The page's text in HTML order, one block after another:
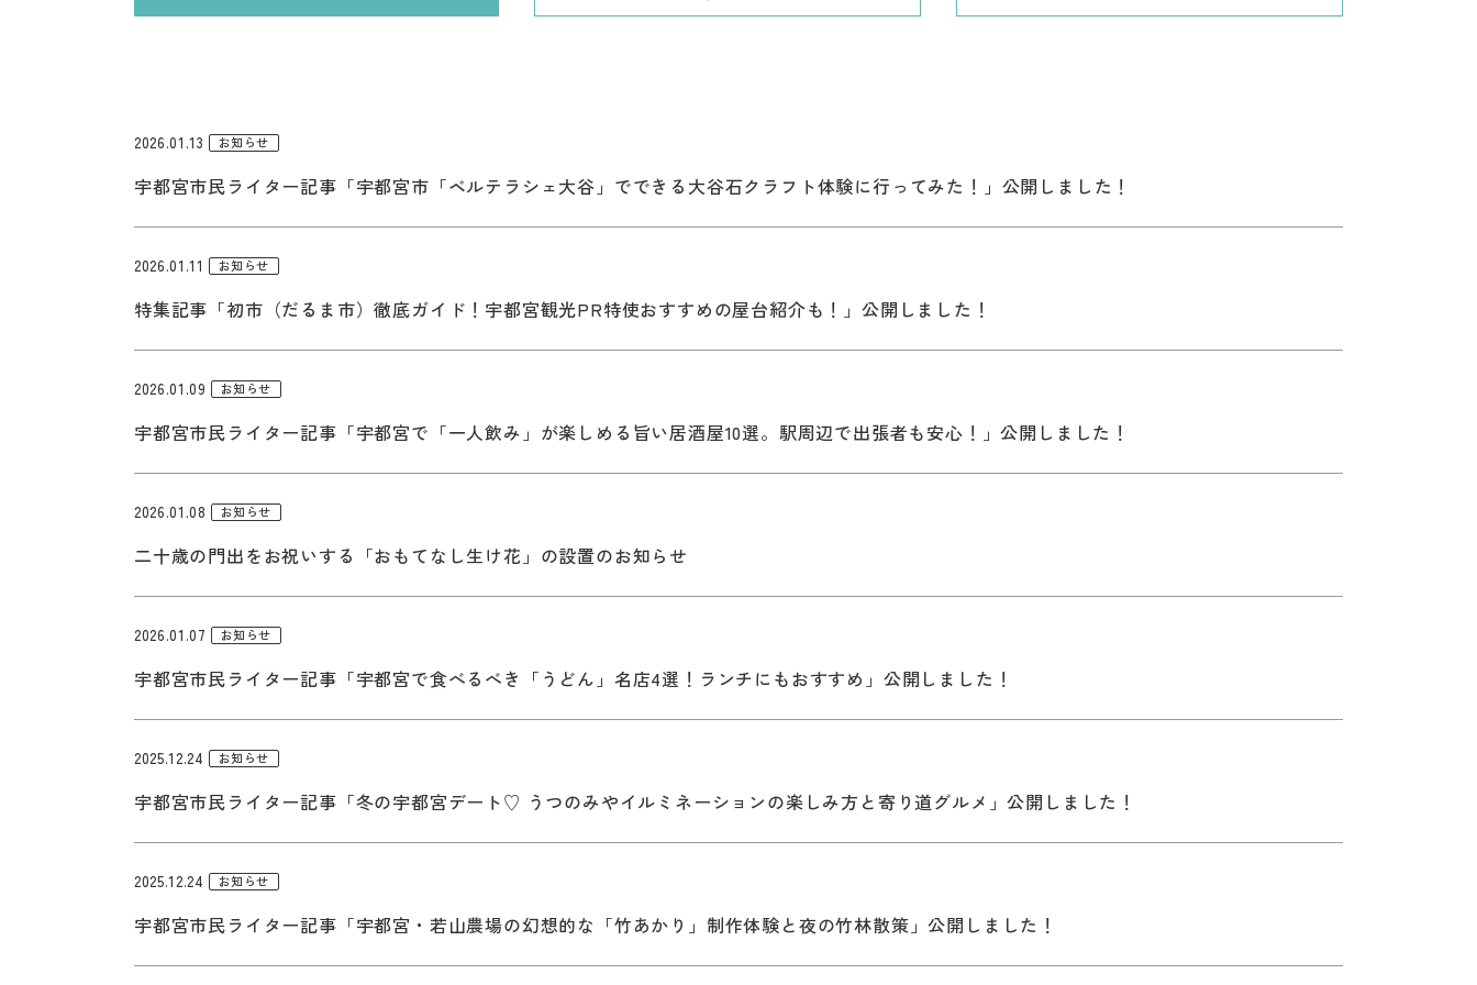
宇都宮市民ライター記事「宇都宮市「ベルテラシェ大谷」でできる大谷石クラフト体験に行ってみた！」公開しました！
2026.01.13 お知らせ
特集記事「初市（だるま市）徹底ガイド！宇都宮観光PR特使おすすめの屋台紹介も！」公開しました！
2026.01.11 お知らせ
宇都宮市民ライター記事「宇都宮で「一人飲み」が楽しめる旨い居酒屋10選。駅周辺で出張者も安心！」公開しました！
2026.01.09 お知らせ
二十歳の門出をお祝いする「おもてなし生け花」の設置のお知らせ
2026.01.08 お知らせ
宇都宮市民ライター記事「宇都宮で食べるべき「うどん」名店4選！ランチにもおすすめ」公開しました！
2026.01.07 お知らせ
宇都宮市民ライター記事「冬の宇都宮デート♡ うつのみやイルミネーションの楽しみ方と寄り道グルメ」公開しました！
2025.12.24 お知らせ
宇都宮市民ライター記事「宇都宮・若山農場の幻想的な「竹あかり」制作体験と夜の竹林散策」公開しました！
2025.12.24 お知らせ